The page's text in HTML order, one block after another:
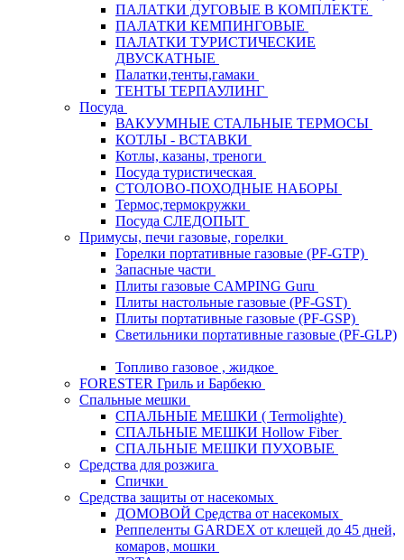
ПАЛАТКИ ДУГОВЫЕ В КОМПЛЕКТЕ
ПАЛАТКИ КЕМПИНГОВЫЕ
ПАЛАТКИ ТУРИСТИЧЕСКИЕ
ДВУСКАТНЫЕ
Палатки,тенты,гамаки
ТЕНТЫ ТЕРПАУЛИНГ
Посуда
ВАКУУМНЫЕ СТАЛЬНЫЕ ТЕРМОСЫ
КОТЛЫ - ВСТАВКИ
Котлы, казаны, треноги
Посуда туристическая
СТОЛОВО-ПОХОДНЫЕ НАБОРЫ
Термос,термокружки
Посуда СЛЕДОПЫТ
Примусы, печи газовые, горелки
Горелки портативные газовые (PF-GTP)
Запасные части
Плиты газовые CAMPING Guru
Плиты настольные газовые (PF-GST)
Плиты портативные газовые (PF-GSP)
Светильники портативные газовые (PF-GLP)
Топливо газовое , жидкое
FORESTER Гриль и Барбекю
Спальные мешки
СПАЛЬНЫЕ МЕШКИ ( Termolighte)
СПАЛЬНЫЕ МЕШКИ Hollow Fiber
СПАЛЬНЫЕ МЕШКИ ПУХОВЫЕ
Средства для розжига
Спички
Средства защиты от насекомых
ДОМОВОЙ Средства от насекомых
Реппеленты GARDEX от клещей до 45 дней,
комаров, мошки